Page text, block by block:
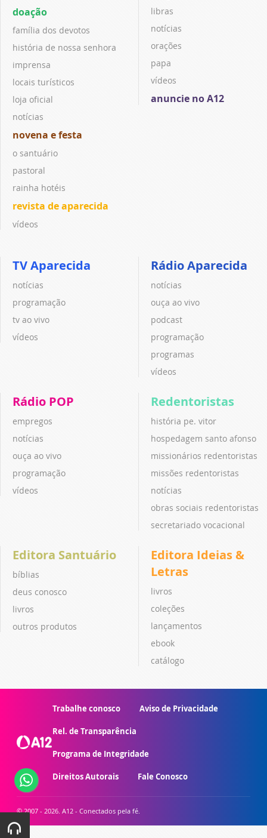
doação
família dos devotos
história de nossa senhora
imprensa
locais turísticos
loja oficial
notícias
novena e festa
o santuário
pastoral
rainha hotéis
revista de aparecida
vídeos
libras
notícias
orações
papa
vídeos
anuncie no A12
TV Aparecida
notícias
programação
tv ao vivo
vídeos
Rádio Aparecida
notícias
ouça ao vivo
podcast
programação
programas
vídeos
Rádio POP
empregos
notícias
ouça ao vivo
programação
vídeos
Redentoristas
história pe. vitor
hospedagem santo afonso
missionários redentoristas
missões redentoristas
notícias
obras sociais redentoristas
secretariado vocacional
Editora Santuário
bíblias
deus conosco
livros
outros produtos
Editora Ideias &
Letras
livros
coleções
lançamentos
ebook
catálogo
Trabalhe conosco Aviso de Privacidade
Rel. de Transparência
Programa de Integridade
Direitos Autorais Fale Conosco
© 2007 - 2026. A12 - Conectados pela fé.